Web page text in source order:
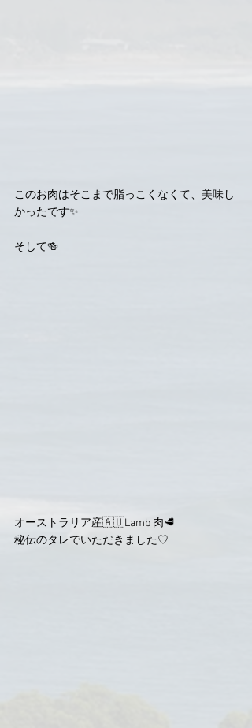
このお肉はそこまで脂っこくなくて、美味し
かったです✨
そして🍻
オーストラリア産🇦🇺Lamb 肉🥩
秘伝のタレでいただきました♡